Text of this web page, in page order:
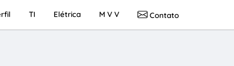
TI Elétrica M V V Contato